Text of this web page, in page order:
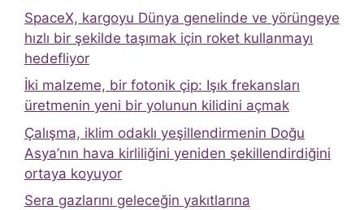
SpaceX, kargoyu Dünya genelinde ve yörüngeye
hızlı bir şekilde taşımak için roket kullanmayı
hedefliyor
İki malzeme, bir fotonik çip: Işık frekansları
üretmenin yeni bir yolunun kilidini açmak
Çalışma, iklim odaklı yeşillendirmenin Doğu
Asya’nın hava kirliliğini yeniden şekillendirdiğini
ortaya koyuyor
Sera gazlarını geleceğin yakıtlarına